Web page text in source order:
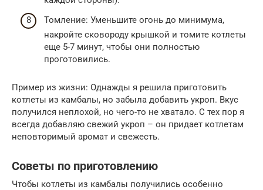
Томление: Уменьшите огонь до минимума,
накройте сковороду крышкой и томите котлеты
еще 5-7 минут, чтобы они полностью
проготовились.
Пример из жизни: Однажды я решила приготовить
котлеты из камбалы, но забыла добавить укроп. Вкус
получился неплохой, но чего-то не хватало. С тех пор я
всегда добавляю свежий укроп – он придает котлетам
неповторимый аромат и свежесть.
Советы по приготовлению
Чтобы котлеты из камбалы получились особенно